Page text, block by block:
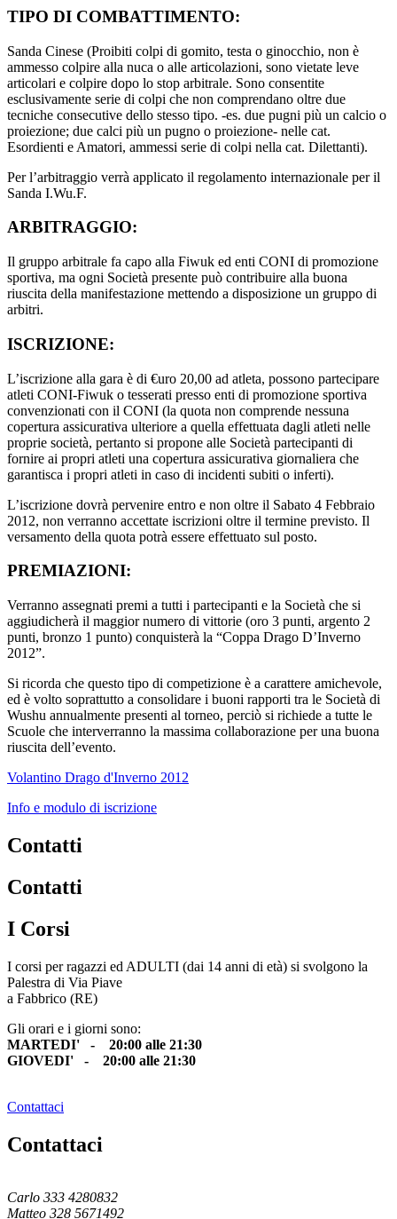
TIPO DI COMBATTIMENTO:
Sanda Cinese (Proibiti colpi di gomito, testa o ginocchio, non è
ammesso colpire alla nuca o alle articolazioni, sono vietate leve
articolari e colpire dopo lo stop arbitrale. Sono consentite
esclusivamente serie di colpi che non comprendano oltre due
tecniche consecutive dello stesso tipo. -es. due pugni più un calcio o
proiezione; due calci più un pugno o proiezione- nelle cat.
Esordienti e Amatori, ammessi serie di colpi nella cat. Dilettanti).
Per l’arbitraggio verrà applicato il regolamento internazionale per il
Sanda I.Wu.F.
ARBITRAGGIO:
Il gruppo arbitrale fa capo alla Fiwuk ed enti CONI di promozione
sportiva, ma ogni Società presente può contribuire alla buona
riuscita della manifestazione mettendo a disposizione un gruppo di
arbitri.
ISCRIZIONE:
L’iscrizione alla gara è di €uro 20,00 ad atleta, possono partecipare
atleti CONI-Fiwuk o tesserati presso enti di promozione sportiva
convenzionati con il CONI (la quota non comprende nessuna
copertura assicurativa ulteriore a quella effettuata dagli atleti nelle
proprie società, pertanto si propone alle Società partecipanti di
fornire ai propri atleti una copertura assicurativa giornaliera che
garantisca i propri atleti in caso di incidenti subiti o inferti).
L’iscrizione dovrà pervenire entro e non oltre il Sabato 4 Febbraio
2012, non verranno accettate iscrizioni oltre il termine previsto. Il
versamento della quota potrà essere effettuato sul posto.
PREMIAZIONI:
Verranno assegnati premi a tutti i partecipanti e la Società che si
aggiudicherà il maggior numero di vittorie (oro 3 punti, argento 2
punti, bronzo 1 punto) conquisterà la “Coppa Drago D’Inverno
2012”.
Si ricorda che questo tipo di competizione è a carattere amichevole,
ed è volto soprattutto a consolidare i buoni rapporti tra le Società di
Wushu annualmente presenti al torneo, perciò si richiede a tutte le
Scuole che interverranno la massima collaborazione per una buona
riuscita dell’evento.
Volantino Drago d'Inverno 2012
Info e modulo di iscrizione
Contatti
Contatti
I Corsi
I corsi per ragazzi ed ADULTI (dai 14 anni di età) si svolgono la
Palestra di Via Piave
a Fabbrico (RE)
Gli orari e i giorni sono:
MARTEDI' - 20:00 alle 21:30
GIOVEDI' - 20:00 alle 21:30
Contattaci
Contattaci
Carlo 333 4280832
Matteo 328 5671492